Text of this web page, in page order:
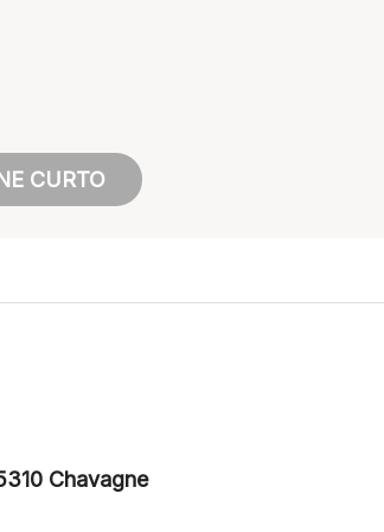
CURTO
Chavagne